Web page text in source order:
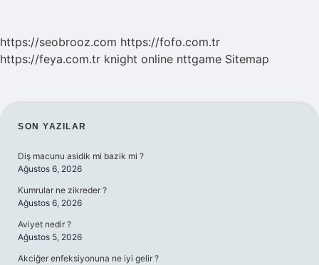
https://seobrooz.com https://fofo.com.tr
https://feya.com.tr knight online nttgame Sitemap
SIDEBAR
SON YAZILAR
Diş macunu asidik mi bazik mi ?
Ağustos 6, 2026
Kumrular ne zikreder ?
Ağustos 6, 2026
Aviyet nedir ?
Ağustos 5, 2026
Akciğer enfeksiyonuna ne iyi gelir ?